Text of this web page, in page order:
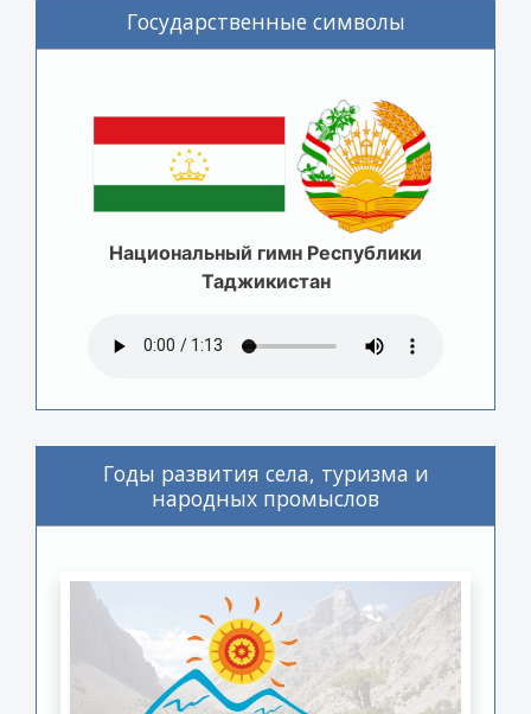
Государственные символы
Национальный гимн Республики
Таджикистан
Годы развития села, туризма и
народных промыслов